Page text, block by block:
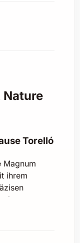
Nature
Torelló
Magnum
ihrem
dieser